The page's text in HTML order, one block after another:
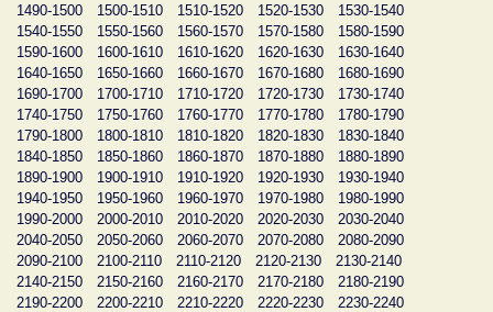
1490-1500
1500-1510 1510-1520 1520-1530
1530-1540
1540-1550
1550-1560 1560-1570 1570-1580
1580-1590
1590-1600
1600-1610 1610-1620 1620-1630
1630-1640
1640-1650
1650-1660 1660-1670 1670-1680
1680-1690
1690-1700
1700-1710 1710-1720 1720-1730
1730-1740
1740-1750
1750-1760 1760-1770 1770-1780
1780-1790
1790-1800
1800-1810 1810-1820 1820-1830
1830-1840
1840-1850
1850-1860 1860-1870 1870-1880
1880-1890
1890-1900
1900-1910 1910-1920 1920-1930
1930-1940
1940-1950
1950-1960 1960-1970 1970-1980
1980-1990
1990-2000
2000-2010 2010-2020 2020-2030
2030-2040
2040-2050
2050-2060 2060-2070 2070-2080
2080-2090
2090-2100
2100-2110 2110-2120 2120-2130
2130-2140
2140-2150
2150-2160 2160-2170 2170-2180
2180-2190
2190-2200
2200-2210 2210-2220 2220-2230
2230-2240